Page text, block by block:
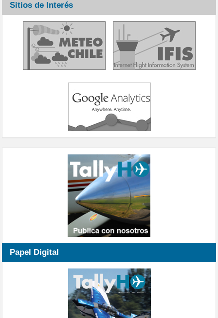
Sitios de Interés
Papel Digital